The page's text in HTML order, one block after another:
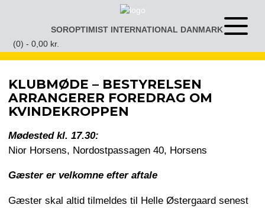
SOROPTIMIST INTERNATIONAL DANMARKÅben
menu
(0) - 0,00 kr.
KLUBMØDE – BESTYRELSEN
ARRANGERER FOREDRAG OM
KVINDEKROPPEN
Mødested kl. 17.30:
Nior Horsens, Nordostpassagen 40, Horsens
Gæster er velkomne efter aftale
Gæster skal altid tilmeldes til Helle Østergaard senest